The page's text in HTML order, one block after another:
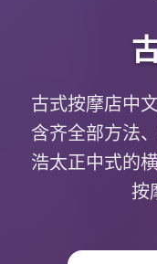
古式按摩店中
含齐全部方法
浩太正中式的
按